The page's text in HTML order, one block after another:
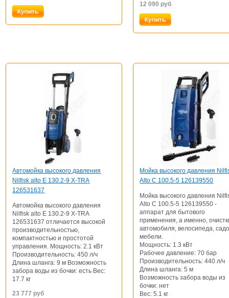
12 090 руб
Автомойка высокого давления
Nilfisk alto E 130.2-9 X-TRA
126531637
Автомойка высокого давления
Nilfisk alto E 130.2-9 X-TRA
126531637 отличается высокой
производительностью,
компактностью и простотой
управления. Мощность: 2.1 кВт
Производительность: 450 л/ч
Длина шланга: 9 м Возможность
забора воды из бочки: есть Вес:
17.7 кг
23 777 руб
Мойка высокого давления
Alto C 100.5-5 126139550
Мойка высокого давления
Alto C 100.5-5 126139550 -
аппарат для бытового
применения, а именно,
автомобиля, велосипеда,
мебели.
Мощность: 1.3 кВт
Рабочее давление: 70 бар
Производительность: 440 л/ч
Длина шланга: 5 м
Возможность забора воды из
бочки: нет
Вес: 5.1 кг